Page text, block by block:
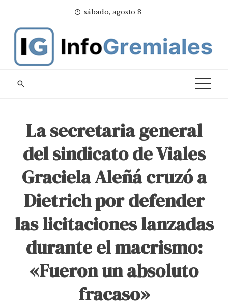
content
sábado, agosto 8
La secretaria general
del sindicato de Viales
Graciela Aleñá cruzó a
Dietrich por defender
las licitaciones lanzadas
durante el macrismo:
«Fueron un absoluto
fracaso»